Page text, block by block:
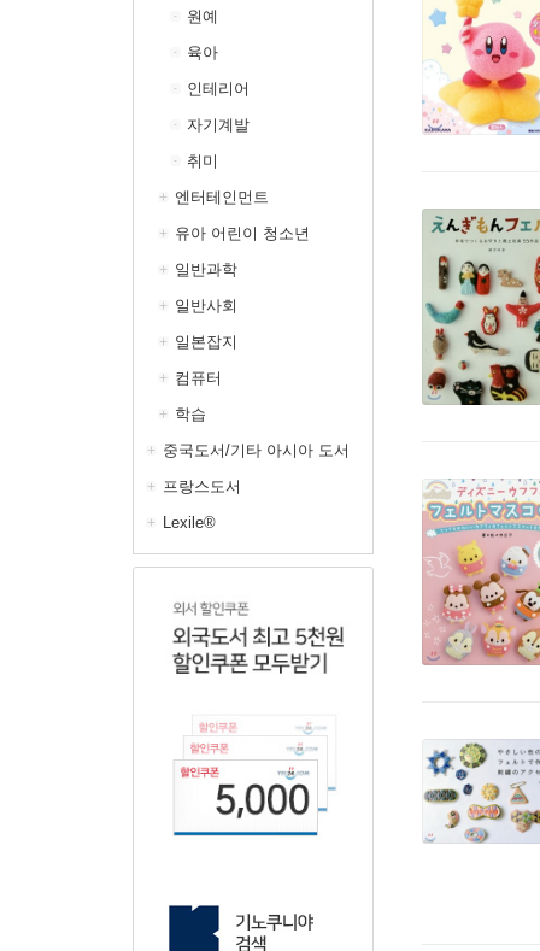
원예
육아
인테리어
자기계발
취미
엔터테인먼트
유아 어린이 청소년
일반과학
일반사회
일본잡지
컴퓨터
학습
중국도서/기타 아시아 도서
프랑스도서
Lexile®